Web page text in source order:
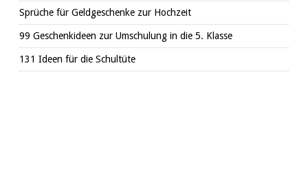
Sprüche für Geldgeschenke zur Hochzeit
99 Geschenkideen zur Umschulung in die 5. Klasse
131 Ideen für die Schultüte